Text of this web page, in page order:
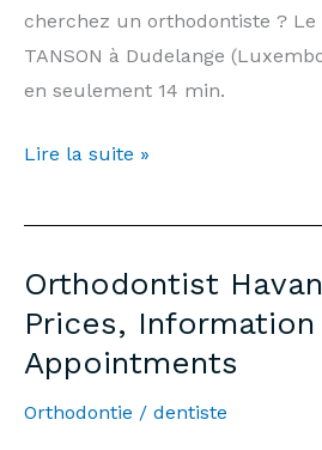
cherchez un orthodontiste ? Le
TANSON à Dudelange
en seulement 14 min.
Orthodontiste
—
Informations
et
Rendez-
Lire la suite »
Orthodontist
Prices, Information
Appointments
Orthodontie / dentiste